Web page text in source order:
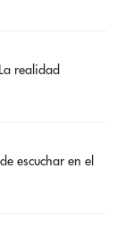
realidad
escuchar en el